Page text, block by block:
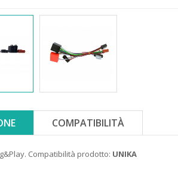
COMPATIBILITÀ
Compatibilità prodotto: UNIKA